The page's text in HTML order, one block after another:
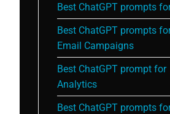
Best ChatGPT prompts
Best ChatGPT prompts
Email Campaigns
Best ChatGPT prompt for
Analytics
Best ChatGPT prompts